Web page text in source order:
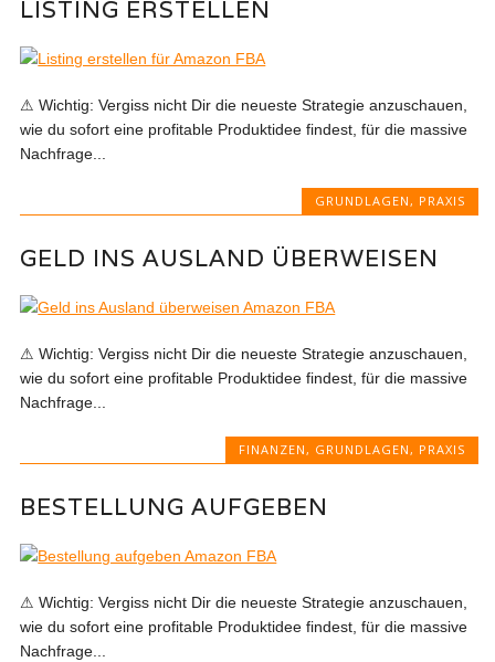
LISTING ERSTELLEN
⚠ Wichtig: Vergiss nicht Dir die neueste Strategie anzuschauen,
wie du sofort eine profitable Produktidee findest, für die massive
Nachfrage...
GRUNDLAGEN , PRAXIS
GELD INS AUSLAND ÜBERWEISEN
⚠ Wichtig: Vergiss nicht Dir die neueste Strategie anzuschauen,
wie du sofort eine profitable Produktidee findest, für die massive
Nachfrage...
FINANZEN, GRUNDLAGEN, PRAXIS
BESTELLUNG AUFGEBEN
⚠ Wichtig: Vergiss nicht Dir die neueste Strategie anzuschauen,
wie du sofort eine profitable Produktidee findest, für die massive
Nachfrage...